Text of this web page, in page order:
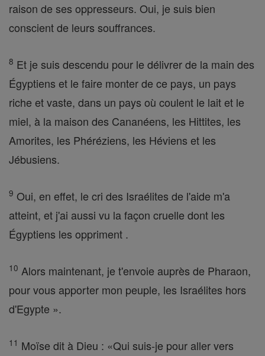
raison de ses oppresseurs. Oui, je suis bien
conscient de leurs souffrances.
8 Et je suis descendu pour le délivrer de la main des
Égyptiens et le faire monter de ce pays, un pays
riche et vaste, dans un pays où coulent le lait et le
miel, à la maison des Cananéens, les Hittites, les
Amorites, les Phéréziens, les Héviens et les
Jébusiens.
9 Oui, en effet, le cri des Israélites de l'aide m'a
atteint, et j'ai aussi vu la façon cruelle dont les
Égyptiens les oppriment .
10 Alors maintenant, je t'envoie auprès de Pharaon,
pour vous apporter mon peuple, les Israélites hors
d'Egypte ».
11 Moïse dit à Dieu : «Qui suis-je pour aller vers